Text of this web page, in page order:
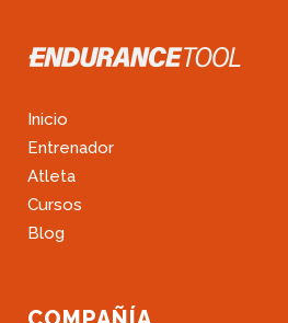
Inicio
Entrenador
Atleta
Cursos
Blog